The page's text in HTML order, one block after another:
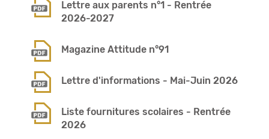
Lettre aux parents n°1 - Rentrée
2026-2027
Magazine Attitude n°91
Lettre d'informations - Mai-Juin 2026
Liste fournitures scolaires - Rentrée
2026